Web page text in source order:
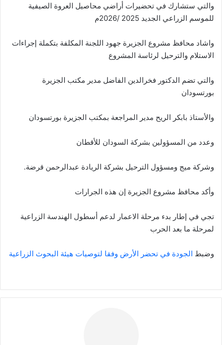
والتي ستشارك في تحضيرات أراضي محاصيل العروة الصيفية
للموسم الزراعي الجديد 2025 /2026م
واشاد محافظ مشروع الجزيرة جهود اللجنة المكلفة بتكملة إجراءات
الاستلام والترحيل لرئاسة المشروع
والتي تضم الدكتور فخرالدين الفاضل مدير مكتب الجزيرة
بورتسودان
والأستاذ بابكر الريح مدير المراجعة بمكتب الجزيرة بورتسودان
وعدد من المسؤولين بشركة السودان للأقطان
وشركة ميج ومسؤول الترحيل بشركة الريادة عبدالرحمن قرضة.
وأكد محافظ مشروع الجزيرة إن هذه الجرارات
تجي في إطار بدء مرحلة الاعمار لدعم أسطول الهندسة الزراعية
لمرحلة ما بعد الحرب
وضبط الجودة في تحضر الأرض وفقا لتوصيات هيئة البحوث الزراعية